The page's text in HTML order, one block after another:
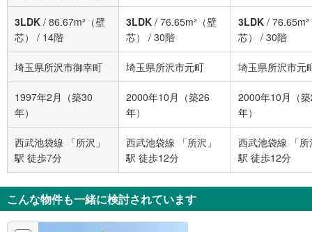
3LDK / 86.67m²（壁
芯）
/ 14階
3LDK / 76.65m²（壁
芯）
/ 30階
3LDK /
芯）
/ 30階
埼玉県所沢市御幸町 埼玉県所沢市元町 埼玉県所沢市元
1997年2月（築30
年）
2000年10月（築26
年）
2000年10月（
年）
西武池袋線 「所沢」
駅 徒歩7分
西武池袋線 「所沢」
駅 徒歩12分
西武池袋線 「所
駅 徒歩12分
こんな物件も一緒に検討されています